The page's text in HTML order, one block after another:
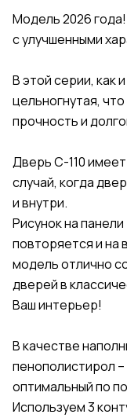
Модель 2026
с улучшенными
В этой серии, как
цельногнутая,
прочность и
Дверь С-110
случай, когда
и внутри.
Рисунок на
повторяется и на
модель отлично
дверей в
Ваш интерьер!
В качестве
пенополистирол
оптимальный по
Используем 3